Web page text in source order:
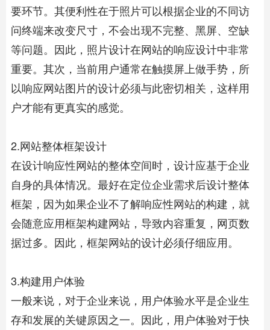
要环节。其便利性在于照片可以根据企业的不同访
问终端来改变尺寸，不会出现不完整、黑屏、空缺
等问题。因此，照片设计在网站的响应设计中非常
重要。其次，当前用户通常在触摸屏上做手势，所
以响应网站图片的设计必须与此密切相关，这样用
户才能有更真实的感觉。
2.网站整体框架设计
在设计响应性网站的整体空间时，设计应基于企业
自身的具体情况。最好在定位企业需求后设计整体
框架，因为如果企业不了解响应性网站的构建，就
会随意应用框架构建网站，导致内容重复，网页数
据过多。因此，框架网站的设计必须仔细应用。
3.构建用户体验
一般来说，对于企业来说，用户体验水平是企业生
存和发展的关键原因之一。因此，用户体验对于快